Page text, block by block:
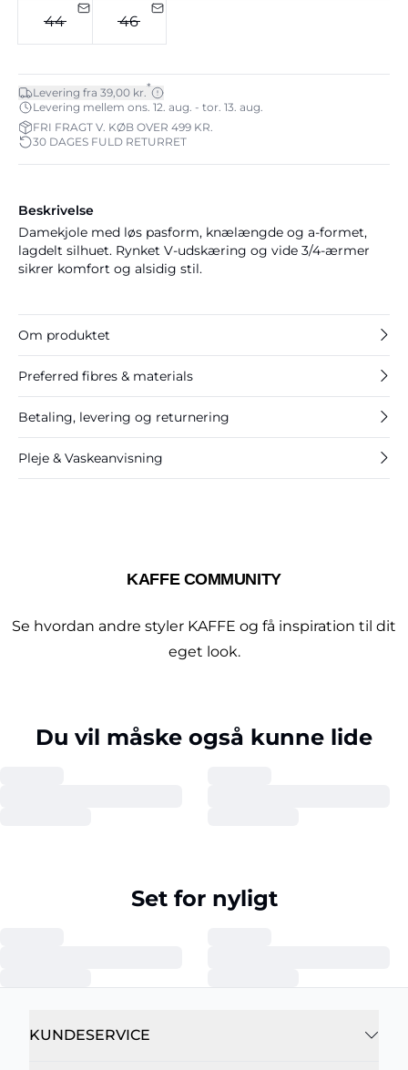
44 46
Levering fra 39,00 kr. *
Levering mellem ons. 12. aug. - tor. 13. aug.
FRI FRAGT V. KØB OVER 499 KR.
30 DAGES FULD RETURRET
Beskrivelse
Damekjole med løs pasform, knælængde og a-formet,
lagdelt silhuet. Rynket V-udskæring og vide 3/4-ærmer
sikrer komfort og alsidig stil.
Om produktet
Preferred fibres & materials
Betaling, levering og returnering
Pleje & Vaskeanvisning
KAFFE COMMUNITY
Se hvordan andre styler KAFFE og få inspiration til dit
eget look.
Du vil måske også kunne lide
Set for nyligt
KUNDESERVICE